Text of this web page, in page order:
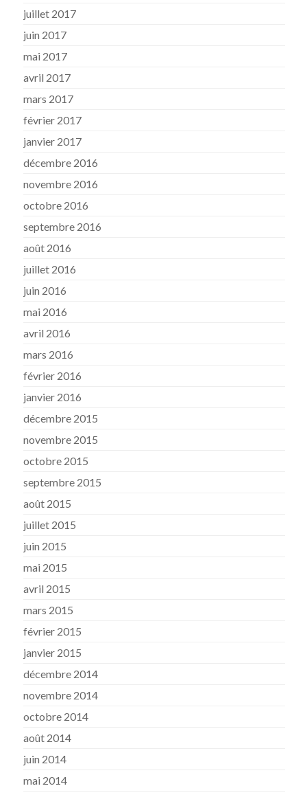
juillet 2017
juin 2017
mai 2017
avril 2017
mars 2017
février 2017
janvier 2017
décembre 2016
novembre 2016
octobre 2016
septembre 2016
août 2016
juillet 2016
juin 2016
mai 2016
avril 2016
mars 2016
février 2016
janvier 2016
décembre 2015
novembre 2015
octobre 2015
septembre 2015
août 2015
juillet 2015
juin 2015
mai 2015
avril 2015
mars 2015
février 2015
janvier 2015
décembre 2014
novembre 2014
octobre 2014
août 2014
juin 2014
mai 2014